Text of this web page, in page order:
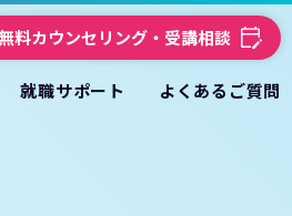
就職サポート よくあるご質問
無料カウンセリング・受講相談